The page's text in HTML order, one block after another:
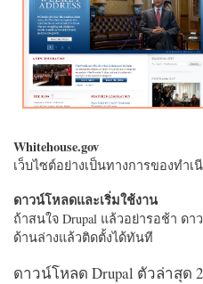
Whitehouse.gov
เว็บไซต์อย่างเป็นทางการของทำเ
ดาวน์โหลดและเริ่มใช้งาน
ถ้าสนใจ Drupal แล้วอย่ารอช้า ด
ด้านล่างแล้วติดตั้งได้ทันที
ดาวน์โหลด Drupal ตัวล่าสุด